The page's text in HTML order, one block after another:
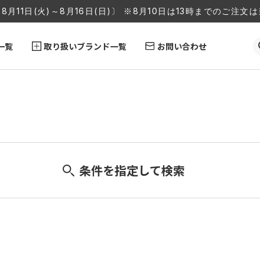
月11日(火)～8月16日(日)〕 ※8月10日は13時までのご注文は
覧 取り扱いブランド一覧 お問い合わせ
条件を指定して検索